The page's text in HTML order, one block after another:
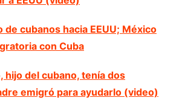
cubanos hacia EEUU; México
con Cuba
hijo del cubano, tenía dos
emigró para ayudarlo (video)